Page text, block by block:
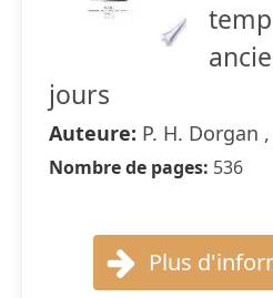
jours
Auteure: P. H. Dorgan
Nombre de pages: 536
Plus